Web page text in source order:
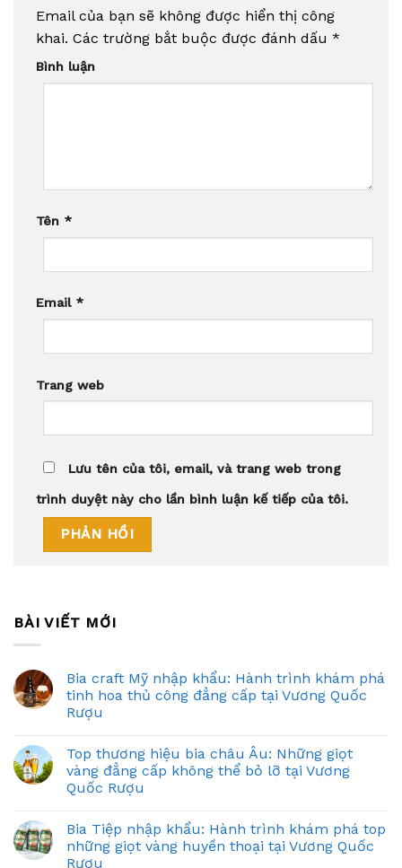
Email của bạn sẽ không được hiển thị công
khai. Các trường bắt buộc được đánh dấu *
Bình luận
Tên *
Email *
Trang web
Lưu tên của tôi, email, và trang web trong
trình duyệt này cho lần bình luận kế tiếp của tôi.
BÀI VIẾT MỚI
Bia craft Mỹ nhập khẩu: Hành trình khám phá
tinh hoa thủ công đẳng cấp tại Vương Quốc
Rượu
Top thương hiệu bia châu Âu: Những giọt
vàng đẳng cấp không thể bỏ lỡ tại Vương
Quốc Rượu
Bia Tiệp nhập khẩu: Hành trình khám phá top
những giọt vàng huyền thoại tại Vương Quốc
Rượu